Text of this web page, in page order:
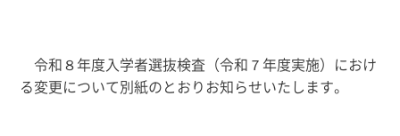
令和８年度入学者選抜検査（令和７年度実施）におけ
る変更について別紙のとおりお知らせいたします。